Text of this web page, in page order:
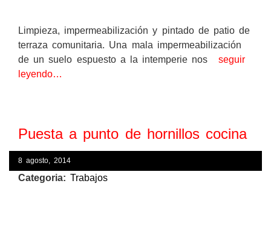
Limpieza, impermeabilización y pintado de patio de
terraza comunitaria. Una mala impermeabilización
de un suelo espuesto a la intemperie nos
seguir
leyendo…
Puesta a punto de hornillos cocina
8 agosto, 2014
Categoria:Trabajos